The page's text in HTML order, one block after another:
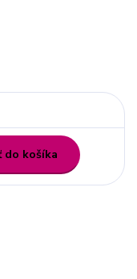
do košíka